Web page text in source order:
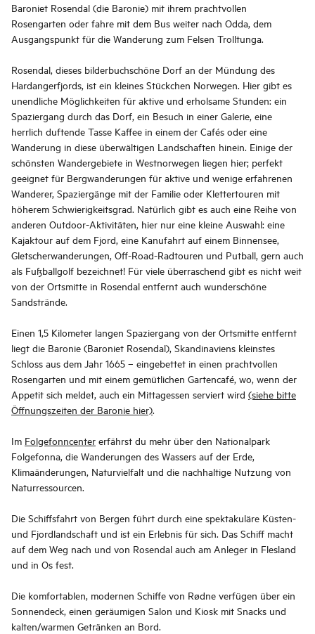
Baroniet Rosendal (die Baronie) mit ihrem prachtvollen
Rosengarten oder fahre mit dem Bus weiter nach Odda, dem
Ausgangspunkt für die Wanderung zum Felsen Trolltunga.
Rosendal, dieses bilderbuchschöne Dorf an der Mündung des
Hardangerfjords, ist ein kleines Stückchen Norwegen. Hier gibt es
unendliche Möglichkeiten für aktive und erholsame Stunden: ein
Spaziergang durch das Dorf, ein Besuch in einer Galerie, eine
herrlich duftende Tasse Kaffee in einem der Cafés oder eine
Wanderung in diese überwältigen Landschaften hinein. Einige der
schönsten Wandergebiete in Westnorwegen liegen hier; perfekt
geeignet für Bergwanderungen für aktive und wenige erfahrenen
Wanderer, Spaziergänge mit der Familie oder Klettertouren mit
höherem Schwierigkeitsgrad. Natürlich gibt es auch eine Reihe von
anderen Outdoor-Aktivitäten, hier nur eine kleine Auswahl: eine
Kajaktour auf dem Fjord, eine Kanufahrt auf einem Binnensee,
Gletscherwanderungen, Off-Road-Radtouren und Putball, gern auch
als Fußballgolf bezeichnet! Für viele überraschend gibt es nicht weit
von der Ortsmitte in Rosendal entfernt auch wunderschöne
Sandstrände.
Einen 1,5 Kilometer langen Spaziergang von der Ortsmitte entfernt
liegt die Baronie (Baroniet Rosendal), Skandinaviens kleinstes
Schloss aus dem Jahr 1665 – eingebettet in einen prachtvollen
Rosengarten und mit einem gemütlichen Gartencafé, wo, wenn der
Appetit sich meldet, auch ein Mittagessen serviert wird (siehe bitte
Öffnungszeiten der Baronie hier).
Im Folgefonncenter erfährst du mehr über den Nationalpark
Folgefonna, die Wanderungen des Wassers auf der Erde,
Klimaänderungen, Naturvielfalt und die nachhaltige Nutzung von
Naturressourcen.
Die Schiffsfahrt von Bergen führt durch eine spektakuläre Küsten-
und Fjordlandschaft und ist ein Erlebnis für sich. Das Schiff macht
auf dem Weg nach und von Rosendal auch am Anleger in Flesland
und in Os fest.
Die komfortablen, modernen Schiffe von Rødne verfügen über ein
Sonnendeck, einen geräumigen Salon und Kiosk mit Snacks und
kalten/warmen Getränken an Bord.